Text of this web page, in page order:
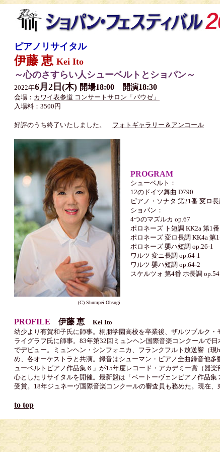
ピアノリサイタル
伊藤 恵 Kei Ito
～心のさすらい人シューベルトとショパン～
2022年6月2日(木) 開場18:00 開演18:30
会場： カワイ表参道 コンサートサロン「パウゼ」
入場料：3500円
好評のうち終了いたしました。 フォトギャラリー＆アンコール
(C) Shumpei Ohsugi
PROGRAM
シューベルト：
12のドイツ舞曲 D790
ピアノ・ソナタ 第21番 変ロ長
ショパン：
4つのマズルカ op.67
ポロネーズ ト短調 KK2a 第1番
ポロネーズ 変ロ長調 KK4a 第
ポロネーズ 嬰ハ短調 op.26-1
ワルツ 変ニ長調 op.64-1
ワルツ 嬰ハ短調 op.64-2
スケルツォ 第4番 ホ長調 op.54
PROFILE 伊藤 恵
Kei Ito
幼少より有賀和子氏に師事。桐朋学園高校を卒業後、ザルツブルク
ライグラフ氏に師事。83年第32回ミュンヘン国際音楽コンクールで
でデビュー。ミュンヘン・シンフォニカ、フランクフルト放送響（
め、各オーケストラと共演。録音はシューマン・ピアノ全曲録音他
ューベルトピアノ作品集６」が15年度レコード・アカデミー賞（器
心としたリサイタルを開催。最新盤は「ベートーヴェンピアノ作品
受賞。18年ジュネーヴ国際音楽コンクールの審査員も務めた。現在、
to top